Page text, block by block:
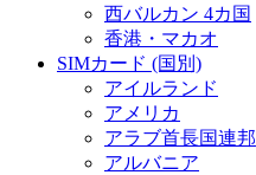
西バルカン 4カ国
香港・マカオ
SIMカード (国別)
アイルランド
アメリカ
アラブ首長国連邦
アルバニア